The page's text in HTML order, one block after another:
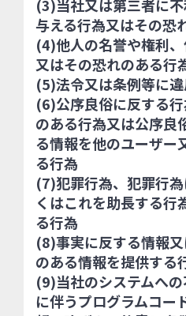
(3)当社又は第三者に
与える行為又はその恐
(4)他人の名誉や権利
又はその恐れのある行
(5)法令又は条例等に
(6)公序良俗に反する
のある行為又は公序良
る情報を他のユーザー
る行為
(7)犯罪行為、犯罪行
くはこれを助長する行
る行為
(8)事実に反する情報
のある情報を提供する
(9)当社のシステムへ
に伴うプログラムコー